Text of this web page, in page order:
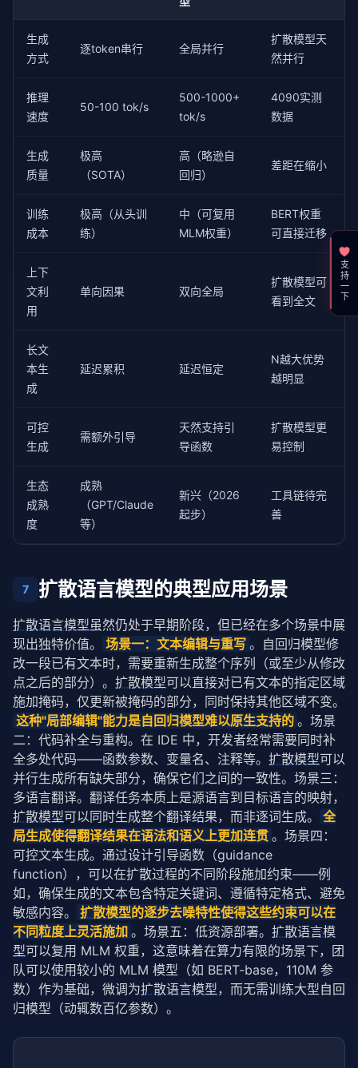
生成
方式
逐token串行 全局并行
扩散模型天
然并行
推理
速度
50-100 tok/s
500-1000+
tok/s
4090实测
数据
生成
质量
极高
（SOTA）
高（略逊自
回归）
差距在缩小
训练
成本
极高（从头训
练）
中（可复用
MLM权重）
BERT权重
可直接迁移
上下
文利
用
单向因果 双向全局
扩散模型可
看到全文
长文
本生
成
延迟累积 延迟恒定
N越大优势
越明显
可控
生成
需额外引导
天然支持引
导函数
扩散模型更
易控制
生态
成熟
度
成熟
（GPT/Claude
等）
新兴（2026
起步）
工具链待完
善
7 扩散语言模型的典型应用场景
扩散语言模型虽然仍处于早期阶段，但已经在多个场景中展
现出独特价值。
场景一：文本编辑与重写 。自回归模型修
改一段已有文本时，需要重新生成整个序列（或至少从修改
点之后的部分）。 扩散模型可以直接对已有文本的指定区域
施加掩码，仅更新被掩码的部分，同时保持其他区域不变。
这种"局部编辑"能力是自回归模型难以原生支持的 。场景
二：代码补全与重构。在 IDE 中，开发者经常需要同时补
全多处代码——函数参数、变量名、注释等。 扩散模型可以
并行生成所有缺失部分，确保它们之间的一致性。场景三：
多语言翻译。翻译任务本质上是源语言到目标语言的映射，
扩散模型可以同时生成整个翻译结果，而非逐词生成。
全
局生成使得翻译结果在语法和语义上更加连贯 。场景四：
可控文本生成。通过设计引导函数（guidance
function），可以在扩散过程的不同阶段施加约束——例
如，确保生成的文本包含特定关键词、遵循特定格式、避免
敏感内容。
扩散模型的逐步去噪特性使得这些约束可以在
不同粒度上灵活施加 。场景五：低资源部署。 扩散语言模
型可以复用 MLM 权重，这意味着在算力有限的场景下，团
队可以使用较小的 MLM 模型（如 BERT-base，110M 参
数）作为基础，微调为扩散语言模型，而无需训练大型自回
归模型（动辄数百亿参数）。
支持一下